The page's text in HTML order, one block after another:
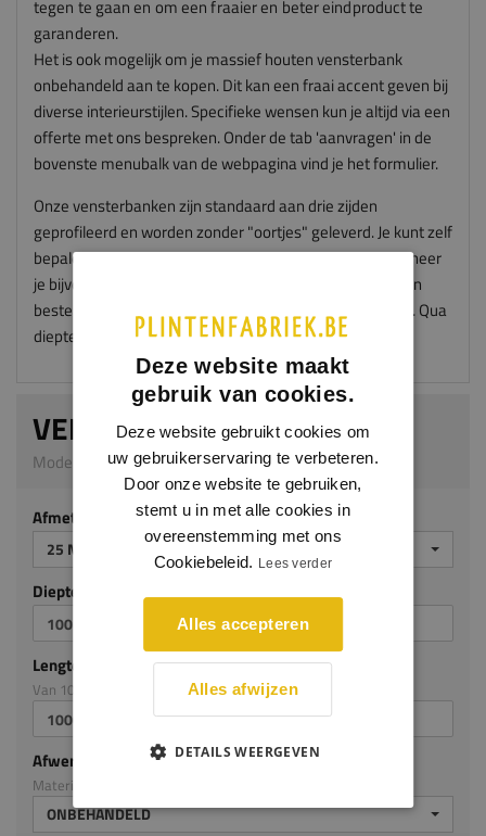
tegen te gaan en om een fraaier en beter eindproduct te
garanderen.
Het is ook mogelijk om je massief houten vensterbank
onbehandeld aan te kopen. Dit kan een fraai accent geven bij
diverse interieurstijlen. Specifieke wensen kun je altijd via een
offerte met ons bespreken. Onder de tab 'aanvragen' in de
bovenste menubalk van de webpagina vind je het formulier.
Onze vensterbanken zijn standaard aan drie zijden
geprofileerd en worden zonder "oortjes" geleverd. Je kunt zelf
bepalen hoe groot de oortjes worden na montage. Wanneer
je bijvoorbeeld oortjes wil van 50mm aan iedere zijde dan
bestel je je vensterbank met een overmaat van 100mm. Qua
diepte kies je dan 50mm meer.
VENSTERBANK TRITON
Model 5009_G | 25 mm dik | Grenen
Afmeting
25 MM DIK
Diepte mm (milimeters)
Lengte mm (milimeters)
Van 100mm tot en met 3050mm
Afwerking
Materiaal: Grenen
ONBEHANDELD
Deze website maakt
gebruik van cookies.
Deze website gebruikt cookies om
uw gebruikerservaring te verbeteren.
Door onze website te gebruiken,
stemt u in met alle cookies in
overeenstemming met ons
Cookiebeleid. Lees verder
Alles accepteren
Alles afwijzen
DETAILS WEERGEVEN